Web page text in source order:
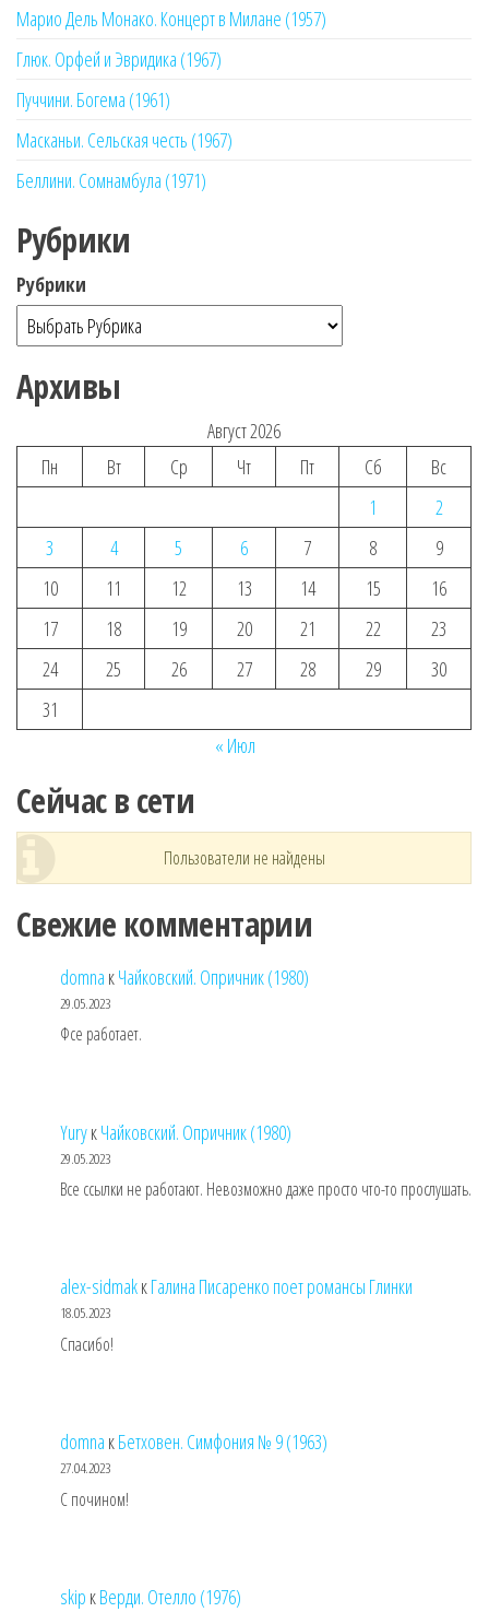
Марио Дель Монако. Концерт в Милане (1957)
Глюк. Орфей и Эвридика (1967)
Пуччини. Богема (1961)
Масканьи. Сельская честь (1967)
Беллини. Сомнамбула (1971)
Рубрики
Рубрики
Архивы
Август 2026
Пн
Вт Ср Чт Пт Сб
Вс
1
2
3
4 5 6 7 8
9
10
11 12 13 14 15
16
17
18 19 20 21 22
23
24
25 26 27 28 29
30
31
« Июл
Сейчас в сети
Пользователи не найдены
Свежие комментарии
domna кЧайковский. Опричник (1980)
29.05.2023
Фсе работает.
YuryкЧайковский. Опричник (1980)
29.05.2023
Все ссылки не работают. Невозможно даже просто что-то прослушать.
alex-sidmakкГалина Писаренко поет романсы Глинки
18.05.2023
Спасибо!
domna кБетховен. Симфония № 9 (1963)
27.04.2023
С почином!
skip кВерди. Отелло (1976)